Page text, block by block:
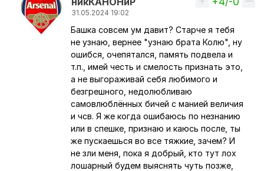
31.05.2024 19:02
Ответ на комментарий пользователяNetlennyi
Башка совсем ум давит? Старче я тебя
не узнаю, вернее "узнаю брата Колю", ну
ошибся, очепятался, память подвела и
т.п., имей честь и смелость признать это,
а не выгораживай себя любимого и
безгрешного, недолюбливаю
самовлюблённых бичей с манией величия
и чсв. Я же когда ошибаюсь по незнанию
или в спешке, признаю и каюсь после, ты
же пускаешься во все тяжкие, зачем? И
не зли меня, пока я добрый, кто тут лох
лошарный будем выяснять чуть позже,